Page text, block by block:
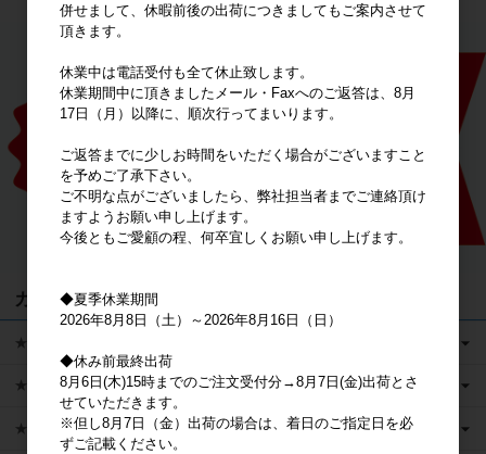
カテゴリ
★キャラクターグッズ
★新商品
★かえるのピクルス ライセンス商品
併せまして、休暇前後の出荷につきましてもご案内させて
頂きます。
休業中は電話受付も全て休止致します。
休業期間中に頂きましたメール・Faxへのご返答は、8月
17日（月）以降に、順次行ってまいります。
ご返答までに少しお時間をいただく場合がございますこと
を予めご了承下さい。
ご不明な点がございましたら、弊社担当者までご連絡頂け
ますようお願い申し上げます。
今後ともご愛顧の程、何卒宜しくお願い申し上げます。
◆夏季休業期間
2026年8月8日（土）～2026年8月16日（日）
◆休み前最終出荷
8月6日(木)15時までのご注文受付分→8月7日(金)出荷とさ
せていただきます。
※但し8月7日（金）出荷の場合は、着日のご指定日を必
ずご記載ください。